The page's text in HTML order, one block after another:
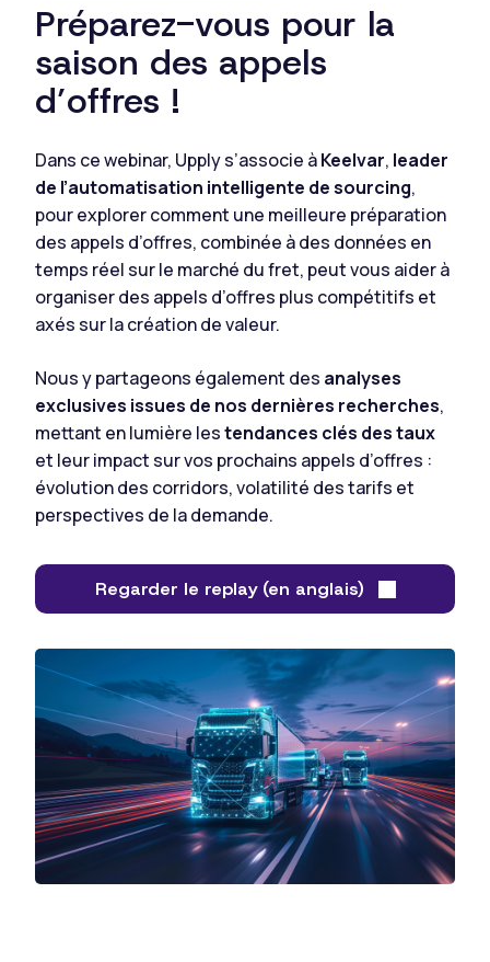
Préparez-vous pour la
saison des appels
d’offres !
Dans ce webinar, Upply s’associe àKeelvar, leader
de l’automatisation intelligente de sourcing,
pour explorer comment une meilleure préparation
des appels d’offres, combinée à des données en
temps réel sur le marché du fret, peut vous aider à
organiser des appels d’offres plus compétitifs et
axés sur la création de valeur.
Nous y partageons également des analyses
exclusives issues de nos dernières recherches,
mettant en lumière lestendances clés des taux
et leur impact sur vos prochains appels d’offres :
évolution des corridors, volatilité des tarifs et
perspectives de la demande.
Regarder le replay (en anglais)